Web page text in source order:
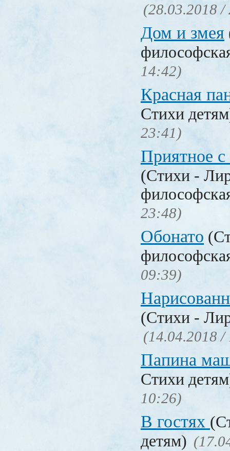
(28.03.2018 /
Дом и змея
14:42)
Красная
Стихи
23:41)
Приятное
(Стихи -
23:48)
Обонато
09:39)
(Стихи -
(14.04.2018 /
Папина
Стихи
10:26)
В гостях
детям)